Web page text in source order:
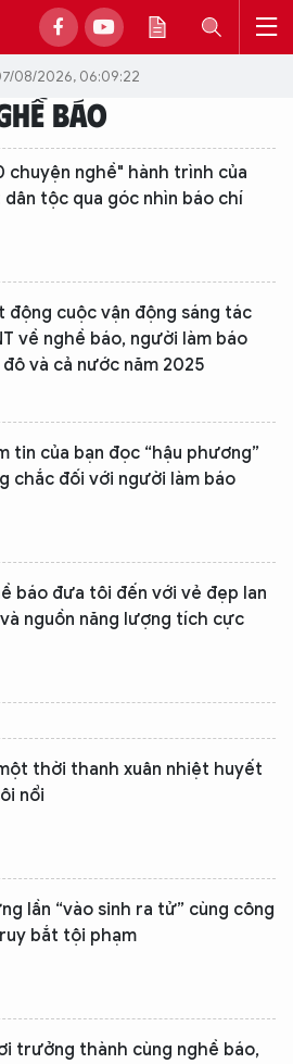
08/2026, 06:09:22
BÁO
chuyện nghề" hành trình của
dân tộc qua góc nhìn báo chí
động cuộc vận động sáng tác
về nghề báo, người làm báo
đô và cả nước năm 2025
tin của bạn đọc “hậu phương”
chắc đối với người làm báo
báo đưa tôi đến với vẻ đẹp lan
nguồn năng lượng tích cực
thời thanh xuân nhiệt huyết
nổi
lần “vào sinh ra tử” cùng công
bắt tội phạm
trưởng thành cùng nghề báo,
CỦA
kỳ điều gì bạn cần biết về